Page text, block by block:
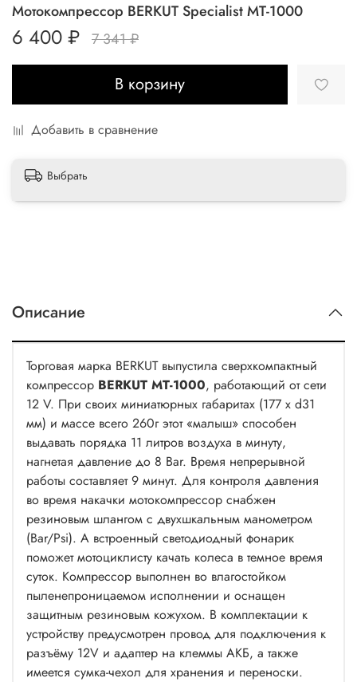
Мотокомпрессор BERKUT Specialist MT-1000
6 400 ₽ 7 341 ₽
В корзину
Добавить в сравнение
Выбрать
Описание
Торговая марка BERKUT выпустила сверхкомпактный
компрессор BERKUT MT-1000, работающий от сети
12 V. При своих миниатюрных габаритах (177 х d31
мм) и массе всего 260г этот «малыш» способен
выдавать порядка 11 литров воздуха в минуту,
нагнетая давление до 8 Bar. Время непрерывной
работы составляет 9 минут. Для контроля давления
во время накачки мотокомпрессор снабжен
резиновым шлангом с двухшкальным манометром
(Bar/Psi). А встроенный светодиодный фонарик
поможет мотоциклисту качать колеса в темное время
суток. Компрессор выполнен во влагостойком
пыленепроницаемом исполнении и оснащен
защитным резиновым кожухом. В комплектации к
устройству предусмотрен провод для подключения к
разъёму 12V и адаптер на клеммы АКБ, а также
имеется сумка-чехол для хранения и переноски.